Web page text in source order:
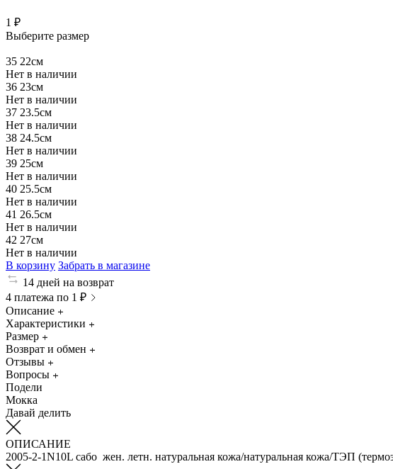
1 ₽
Выберите размер
35 22см
Нет в наличии
36 23см
Нет в наличии
37 23.5см
Нет в наличии
38 24.5см
Нет в наличии
39 25см
Нет в наличии
40 25.5см
Нет в наличии
41 26.5см
Нет в наличии
42 27см
Нет в наличии
В корзину Забрать в магазине
14 дней на возврат
4 платежа по 1 ₽
Описание
Характеристики
Размер
Возврат и обмен
Отзывы
Вопросы
Подели
Мокка
Давай делить
ОПИСАНИЕ
2005-2-1N10L сабо жен. летн. натуральная кожа/натуральная кожа/ТЭП